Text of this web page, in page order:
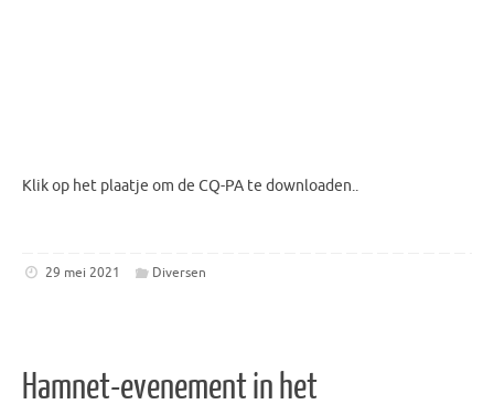
Klik op het plaatje om de CQ-PA te downloaden..
29 mei 2021 Diversen
Hamnet-evenement in het